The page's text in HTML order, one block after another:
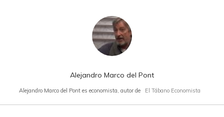
Alejandro Marco del Pont
Alejandro Marco del Pont es economista, autor de El Tábano Economista